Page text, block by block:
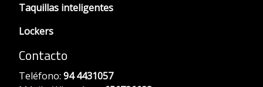
Taquillas inteligentes
Lockers
Contacto
Teléfono: 94 4431057